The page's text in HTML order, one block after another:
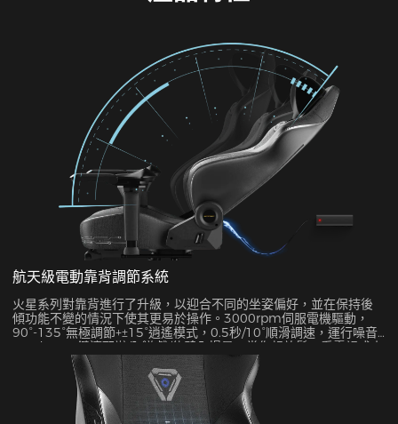
航天級電動靠背調節系統
火星系列對靠背進行了升級，以迎合不同的坐姿偏好，並在保持後
傾功能不變的情況下使其更易於操作。3000rpm伺服電機驅動，
90°-135°無極調節+±15°逍遙模式，0.5秒/10°順滑調速，運行噪音
<35dB，一鍵適配辦公/遊戲/休憩全場景，當你想放鬆、看電視或小
憩時，開啟搖擺功能是最理想的選擇。